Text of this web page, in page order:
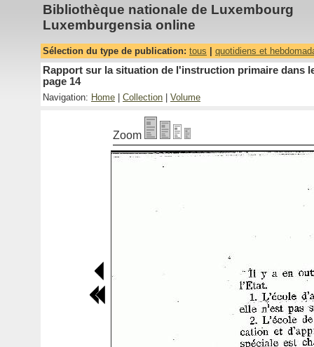
Bibliothèque nationale de Luxembourg
Luxemburgensia online
Sélection du type de publication: tous quotidiens et
Rapport sur la situation de l'instruction primaire dans
page 14
Navigation: Home Collection Volume
Zoom